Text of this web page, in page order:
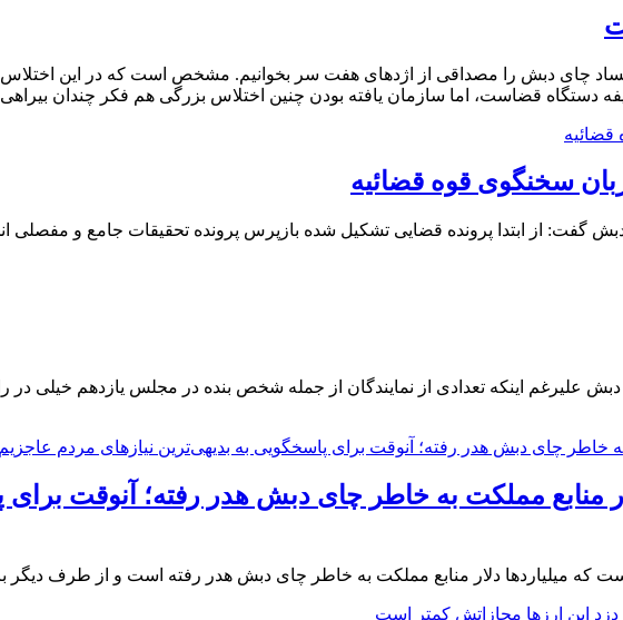
چای دبش را مصداقی از اژدهای هفت سر بخوانیم. مشخص است که در این اختلاس
وظیفه دستگاه قضاست، اما سازمان یافته بودن چنین اختلاس بزرگی هم فکر چندان
سخنگوی قوه قضائیه
گفت: از ابتدا پرونده قضایی تشکیل شده بازپرس پرونده تحقیقات جامع و مفصلی
اینکه تعدادی از نمایندگان از جمله شخص بنده در مجلس یازدهم خیلی در
منابع مملکت به خاطر چای دبش هدر رفته؛ آنوقت برای
میلیاردها دلار منابع مملکت به خاطر چای دبش هدر رفته است و از طرف دیگر